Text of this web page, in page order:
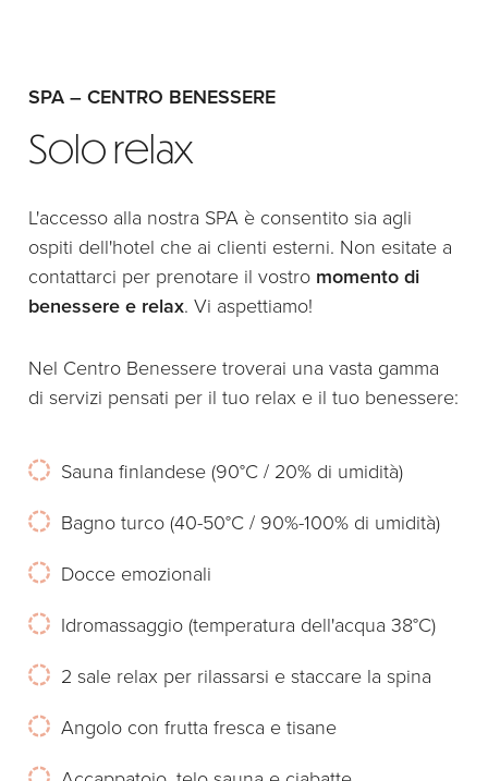
SPA – CENTRO BENESSERE
Solo relax
L'accesso alla nostra SPA è consentito sia agli
ospiti dell'hotel che ai clienti esterni. Non esitate a
contattarci per prenotare il vostro momento di
benessere e relax. Vi aspettiamo!
Nel Centro Benessere troverai una vasta gamma
di servizi pensati per il tuo relax e il tuo benessere:
Sauna finlandese (90°C / 20% di umidità)
Bagno turco (40-50°C / 90%-100% di umidità)
Docce emozionali
Idromassaggio (temperatura dell'acqua 38°C)
2 sale relax per rilassarsi e staccare la spina
Angolo con frutta fresca e tisane